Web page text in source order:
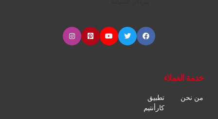
خدمة العملاء
من نحن
تطبيق
كارأنتيم